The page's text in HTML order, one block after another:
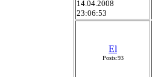
14.04.2008
23:06:53
El
Posts:93